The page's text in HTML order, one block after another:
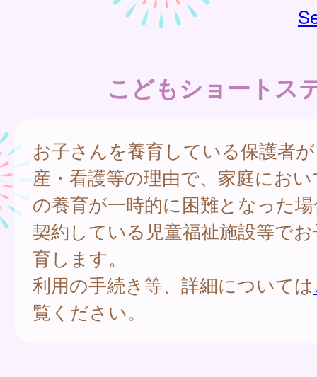
こどもショートス
お子さんを養育している保護者
産・看護等の理由で、家庭にお
の養育が一時的に困難となった
契約している児童福祉施設等で
育します。
利用の手続き等、詳細については
覧ください。